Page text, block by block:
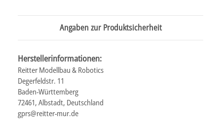
Angaben zur Produktsicherheit
Herstellerinformationen:
Reitter Modellbau & Robotics
Degerfeldstr. 11
Baden-Württemberg
72461, Albstadt, Deutschland
gprs@reitter-mur.de